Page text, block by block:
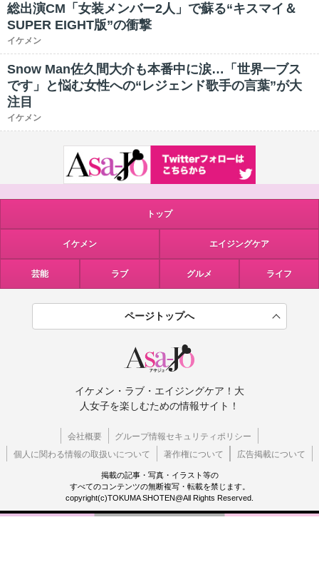
総出演CM「女装メンバー2人」で蘇る“キスマイ＆
SUPER EIGHT版”の衝撃
イケメン
Snow Man佐久間大介も本番中に涙…「世界一ブス
です」と悩む女性への“レジェンド歌手の言葉”が大
注目
イケメン
トップ
イケメン エイジングケア
芸能 ラブ グルメ ライフ
ページトップへ
イケメン・ラブ・エイジングケア！大
人女子を楽しむための情報サイト！
会社概要
グループ情報セキュリティポリシー
個人に関わる情報の取扱いについて
著作権について 広告掲載について
掲載の記事・写真・イラスト等の
すべてのコンテンツの無断複写・転載を禁じます。
copyright(c)TOKUMA SHOTEN@All Rights Reserved.